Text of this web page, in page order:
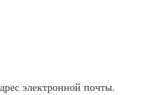
электронной почты.